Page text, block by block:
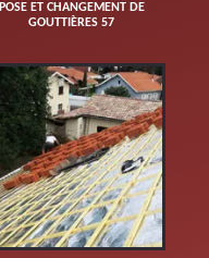
POSE ET CHANGEMENT DE
GOUTTIÈRES 57